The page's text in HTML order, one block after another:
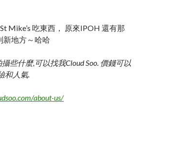
Mike’s 吃東西， 原來IPOH 還有那
新地方～哈哈
些什麼,可以找我Cloud Soo. 價錢可以
和人氣.
about-us/
廳